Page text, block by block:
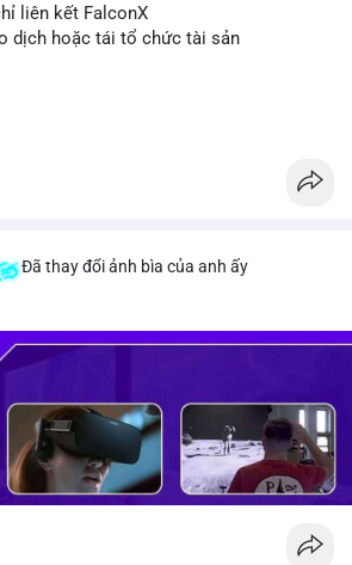
liên kết FalconX
dịch hoặc tái tổ chức tài sản
Đã thay đổi ảnh bìa của anh ấy